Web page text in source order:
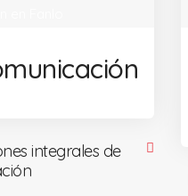
integrales de